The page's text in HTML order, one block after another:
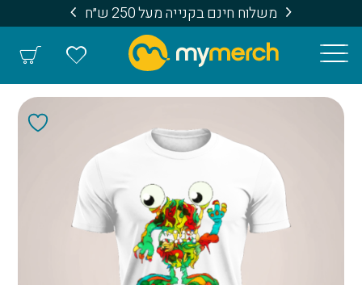
משלוח חינם בקנייה מעל 250 ש״ח